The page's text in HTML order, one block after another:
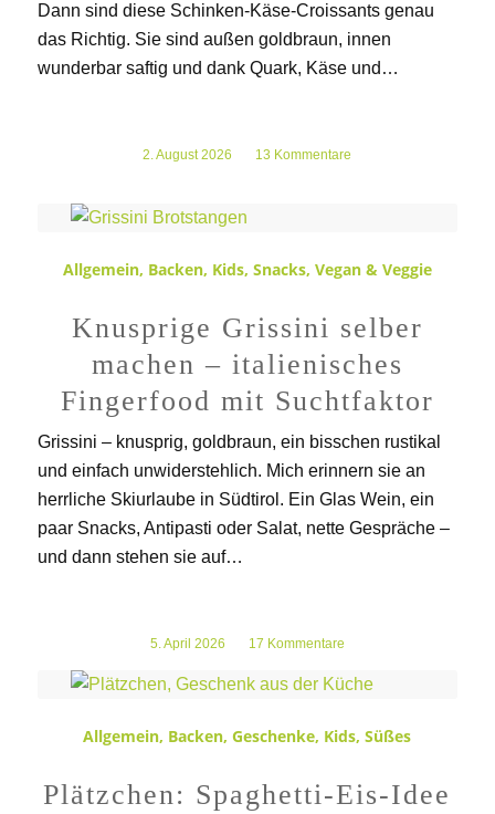
Dann sind diese Schinken-Käse-Croissants genau
das Richtig. Sie sind außen goldbraun, innen
wunderbar saftig und dank Quark, Käse und…
2. August 2026
/ 13 Kommentare
Allgemein, Backen, Kids, Snacks, Vegan & Veggie
Knusprige Grissini selber
machen – italienisches
Fingerfood mit Suchtfaktor
Grissini – knusprig, goldbraun, ein bisschen rustikal
und einfach unwiderstehlich. Mich erinnern sie an
herrliche Skiurlaube in Südtirol. Ein Glas Wein, ein
paar Snacks, Antipasti oder Salat, nette Gespräche –
und dann stehen sie auf…
5. April 2026
/ 17 Kommentare
Allgemein, Backen,Geschenke, Kids,Süßes
Plätzchen: Spaghetti-Eis-Idee